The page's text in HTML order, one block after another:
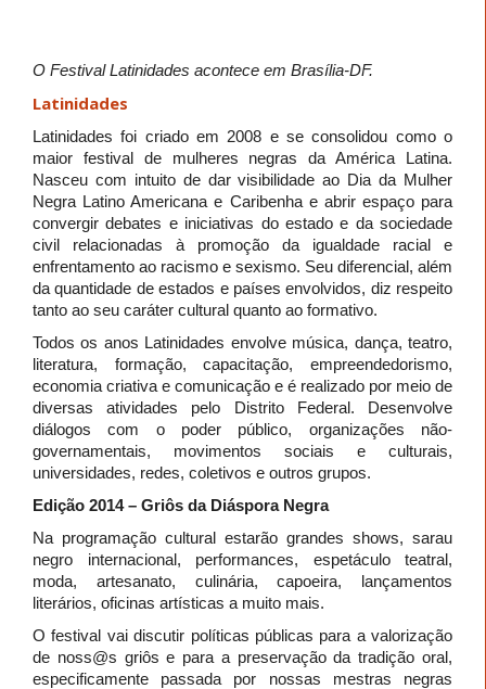
O Festival Latinidades acontece em Brasília-DF.
Latinidades
Latinidades foi criado em 2008 e se consolidou como o
maior festival de mulheres negras da América Latina.
Nasceu com intuito de dar visibilidade ao Dia da Mulher
Negra Latino Americana e Caribenha e abrir espaço para
convergir debates e iniciativas do estado e da sociedade
civil relacionadas à promoção da igualdade racial e
enfrentamento ao racismo e sexismo. Seu diferencial, além
da quantidade de estados e países envolvidos, diz respeito
tanto ao seu caráter cultural quanto ao formativo.
Todos os anos Latinidades envolve música, dança, teatro,
literatura, formação, capacitação, empreendedorismo,
economia criativa e comunicação e é realizado por meio de
diversas atividades pelo Distrito Federal. Desenvolve
diálogos com o poder público, organizações não-
governamentais, movimentos sociais e culturais,
universidades, redes, coletivos e outros grupos.
Edição 2014 – Griôs da Diáspora Negra
Na programação cultural estarão grandes shows, sarau
negro internacional, performances, espetáculo teatral,
moda, artesanato, culinária, capoeira, lançamentos
literários, oficinas artísticas a muito mais.
O festival vai discutir políticas públicas para a valorização
de noss@s griôs e para a preservação da tradição oral,
especificamente passada por nossas mestras negras